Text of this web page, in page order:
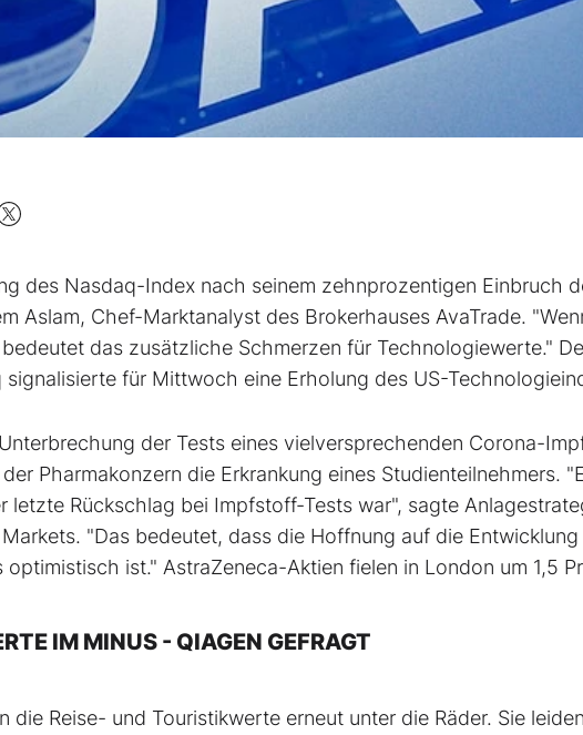
des Nasdaq-Index nach seinem zehnprozentigen Einbruch
Aslam, Chef-Marktanalyst des Brokerhauses AvaTrade.
das zusätzliche Schmerzen für Technologiewerte."
für Mittwoch eine Erholung des US-
der Tests eines vielversprechenden Corona-
Pharmakonzern die Erkrankung eines Studienteilnehmers.
letzte Rückschlag bei Impfstoff-Tests war", sagte
"Das bedeutet, dass die Hoffnung auf die
ist." AstraZeneca-Aktien fielen in London um 1,5
IM MINUS - QIAGEN GEFRAGT
die Reise- und Touristikwerte erneut unter die Räder. Sie